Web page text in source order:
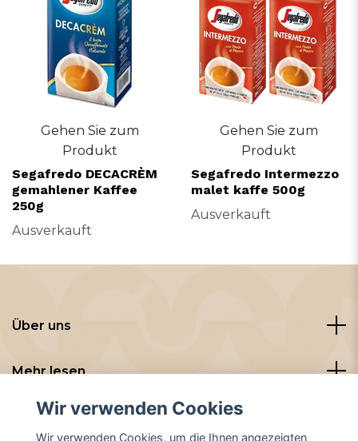
Gehen Sie zum
Produkt
Segafredo DECACRÈM
gemahlener Kaffee
250g
Ausverkauft
Gehen Sie zum
Produkt
Segafredo Intermezzo
malet kaffe 500g
Ausverkauft
Über uns
Mehr lesen
Sozialen Medien
Wir verwenden Cookies
Wir verwenden Cookies, um die Ihnen angezeigten